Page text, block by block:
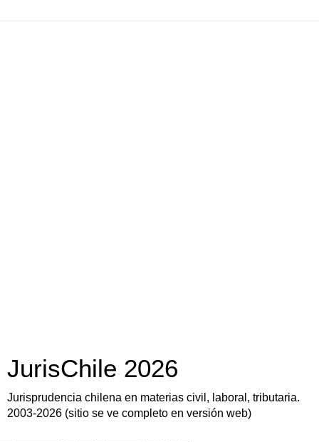
JurisChile 2026
Jurisprudencia chilena en materias civil, laboral, tributaria.
2003-2026 (sitio se ve completo en versión web)